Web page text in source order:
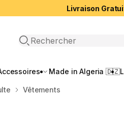
Livraison
Recherche ouverte
Made in Algeria 🇩🇿
Vêtements